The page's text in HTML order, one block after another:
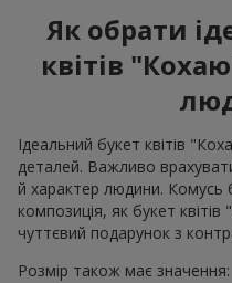
Як обрати
квітів
Ідеальний букет квітів
деталей. Важливо
й характер людини.
композиція, як букет
чуттєвий подарунок з
Розмір також має значення: